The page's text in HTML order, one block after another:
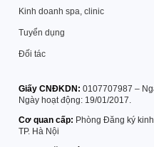
Kinh doanh spa, clinic
Tuyển dụng
Đối tác
Giấy CNĐKDN: 0107707987 –
Ngày hoạt động: 19/01/2017.
Cơ quan cấp: Phòng Đăng ký
TP. Hà Nội